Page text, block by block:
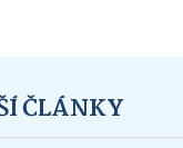
ČLÁNKY